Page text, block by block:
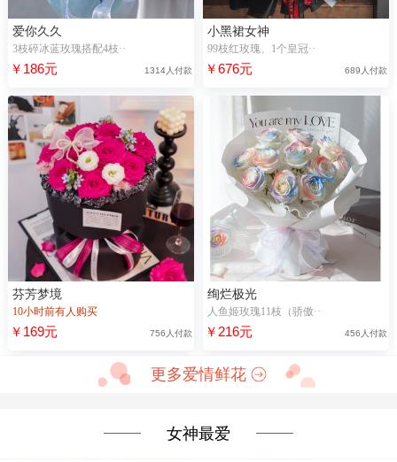
爱你久久
3枝碎冰蓝玫瑰搭配4枝··
￥186元 1314人付款
小黑裙女神
99枝红玫瑰、1个皇冠··
￥676元 689人付款
芬芳梦境
10小时前有人购买
￥169元 756人付款
绚烂极光
人鱼姬玫瑰11枝（骄傲··
￥216元 456人付款
更多爱情鲜花
女神最爱